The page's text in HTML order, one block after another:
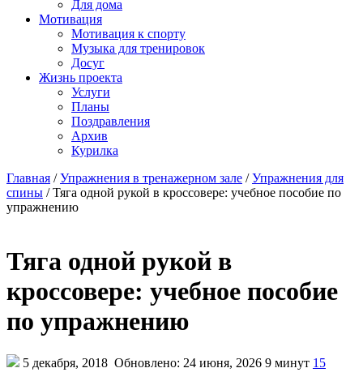
Для дома
Мотивация
Мотивация к спорту
Музыка для тренировок
Досуг
Жизнь проекта
Услуги
Планы
Поздравления
Архив
Курилка
Главная / Упражнения в тренажерном зале / Упражнения для
спины / Тяга одной рукой в кроссовере: учебное пособие по
упражнению
Тяга одной рукой в
кроссовере: учебное пособие
по упражнению
5 декабря, 2018 Обновлено: 24 июня, 2026 9 минут 15